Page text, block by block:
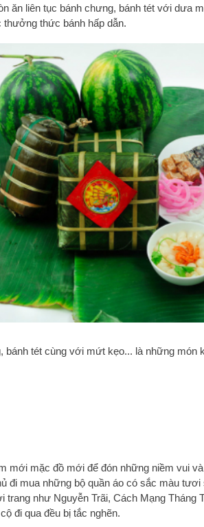
ăn liên tục bánh chưng, bánh tét với dưa
thức bánh hấp dẫn.
bánh tét cùng với mứt kẹo... là những món
mới mặc đồ mới để đón những niềm vui
đi mua những bộ quần áo có sắc màu
trang như Nguyễn Trãi, Cách Mạng Tháng
đi qua đều bị tắc nghẽn.